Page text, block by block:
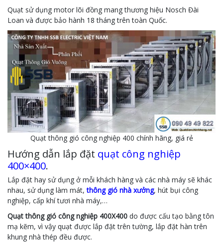
Quạt sử dụng motor lõi đồng mang thương hiệu Nosch Đài
Loan và được bảo hành 18 tháng trên toàn Quốc.
Quạt thông gió công nghiệp 400 chính hãng, giá rẻ
Hướng dẫn lắp đặt quạt công nghiệp
400×400.
Lắp đặt hay sử dụng ở mỗi khách hàng và các nhà máy sẽ khác
nhau, sử dụng làm mát,thông gió nhà xưởng, hút bụi công
nghiệp, cấp khí tươi nhà máy,…
Quạt thông gió công nghiệp 400X400 do được cấu tạo bằng tôn
mạ kẽm, vì vậy quạt được lắp đặt trên tường, lắp đặt hàn trên
khung nhà thép đều được.